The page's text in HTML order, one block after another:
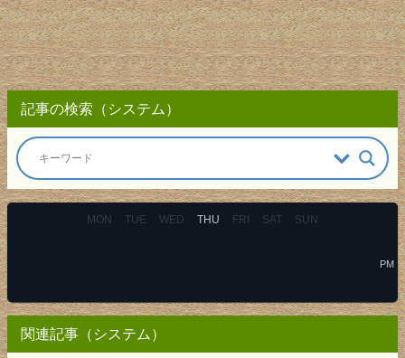
記事の検索（システム）
MON TUE WED THU FRI SAT SUN
PM
関連記事（システム）